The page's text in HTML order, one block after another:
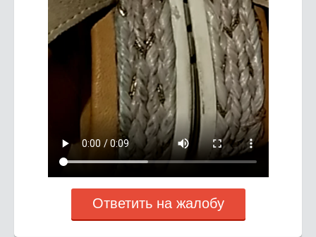
Ответить на жалобу